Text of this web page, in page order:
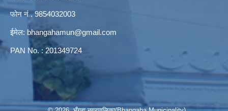
फोन नं . 9854032003
ईमेल: bhangahamun@gmail.com
PAN No. : 201349724